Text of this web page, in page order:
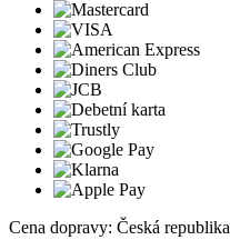
Cena dopravy: Česká republika